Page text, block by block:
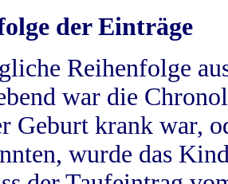
der Einträge
Reihenfolge
war die
Geburt krank war,
wurde das